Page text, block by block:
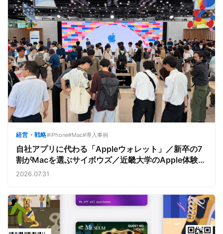
経営・戦略#iPhone#Mac#導入事例
自社アプリに代わる「Appleウォレット」／新卒の7
割がMacを選ぶサイボウズ／近畿大学のApple体験
【今週のAppleビジネストレンド】
2026.07.31